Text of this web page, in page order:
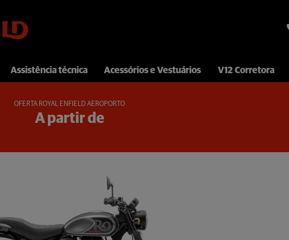
Assistência técnica Acessórios e Vestuários V12 Corretora
OFERTA ROYAL ENFIELD AEROPORTO
A partir de